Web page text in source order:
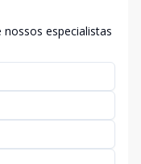
especialistas